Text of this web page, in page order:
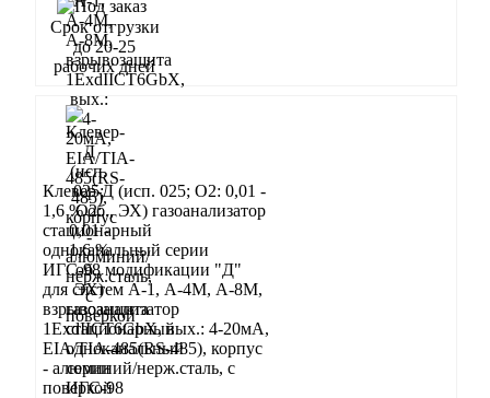
Срок отгрузки
до 20-25
рабочих дней
Клевер-Д (исп. 025; О2: 0,01 -
1,6 % об., ЭХ) газоанализатор
стационарный
одноканальный серии
ИГС-98 модификации "Д"
для систем А-1, А-4М, А-8М,
взрывозащита
1ExdIIСT6GbX, вых.: 4-20мА,
EIA/TIA-485(RS-485), корпус
- алюминий/нерж.сталь, с
поверкой